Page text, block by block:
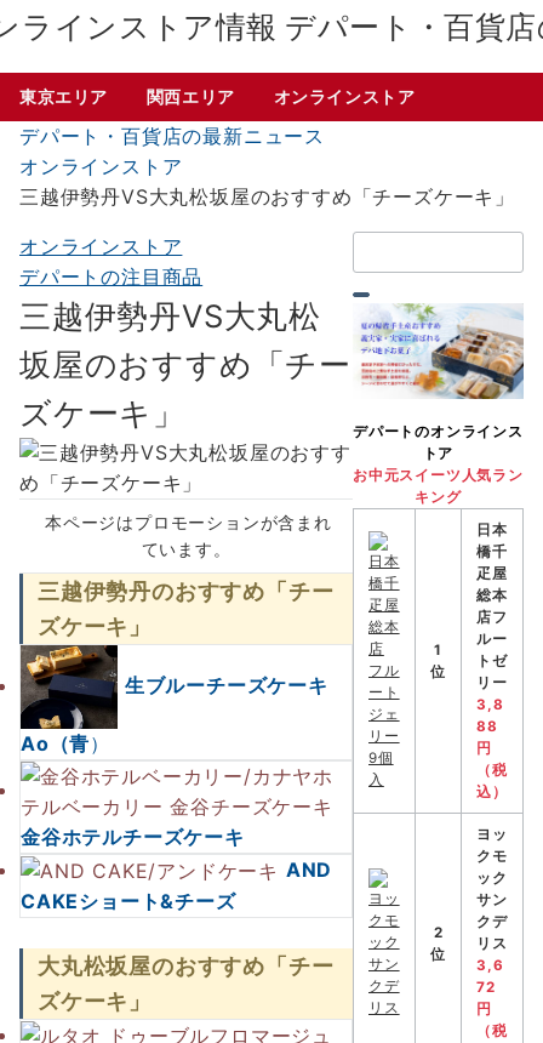
デパート・百貨
東京エリア 関西エリア オンラインストア
デパート・百貨店の最新ニュース
オンラインストア
三越伊勢丹VS大丸松坂屋のおすすめ「チーズケーキ」
オンラインストア
デパートの注目商品
三越伊勢丹VS大丸松
坂屋のおすすめ「チー
ズケーキ」
本ページはプロモーションが含まれ
ています。
三越伊勢丹のおすすめ「チー
ズケーキ」
生ブルーチーズケーキ
Ao（青）
金谷ホテルチーズケーキ
AND
CAKEショート&チーズ
大丸松坂屋のおすすめ「チー
ズケーキ」
索：
デパートのオンラインス
トア
お中元スイーツ人気ラン
キング
1
位
日本
橋千
疋屋
総本
店フ
ルー
トゼ
リー
3,8
88
円
（税
込）
2
位
ヨッ
クモ
ック
サン
クデ
リス
3,6
72
円
（税